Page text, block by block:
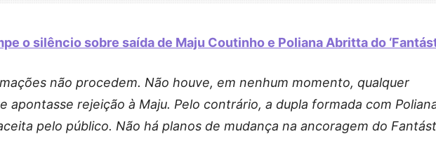
o silêncio sobre saída de Maju Coutinho e Poliana Abritta do
não procedem. Não houve, em nenhum momento, qualquer
apontasse rejeição à Maju. Pelo contrário, a dupla formada com
pelo público. Não há planos de mudança na ancoragem do